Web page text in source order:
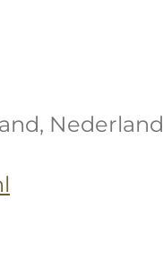
Nederland